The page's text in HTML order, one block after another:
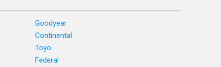
Goodyear
Continental
Toyo
Federal